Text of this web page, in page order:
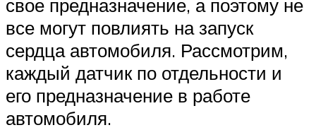
свое предназначение, а поэтому не
все могут повлиять на запуск
сердца автомобиля. Рассмотрим,
каждый датчик по отдельности и
его предназначение в работе
автомобиля.